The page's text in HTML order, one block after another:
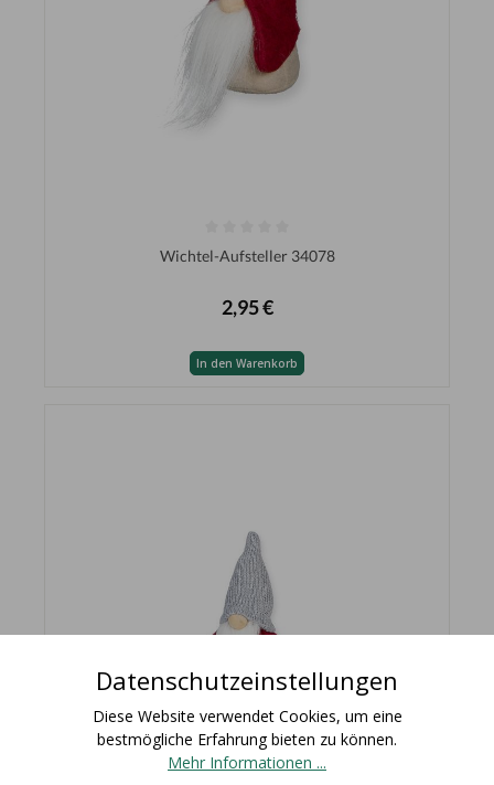
Wichtel-Aufsteller 34078
2,95 €
In den Warenkorb
Datenschutzeinstellungen
Diese Website verwendet Cookies, um eine
bestmögliche Erfahrung bieten zu können.
Mehr Informationen ...